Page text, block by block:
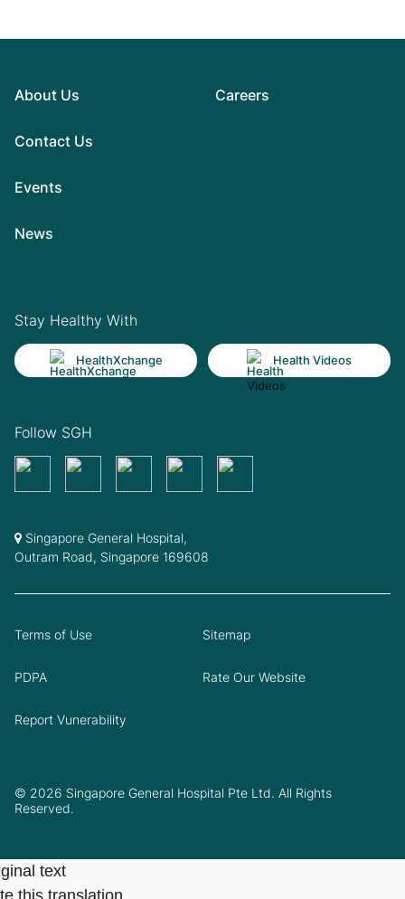
About Us
Contact Us
Events
News
Careers
Stay Healthy With
HealthXchange Health Videos
Follow SGH
Singapore General Hospital,
Outram Road, Singapore 169608
© 2026 Singapore General Hospital Pte Ltd. All Rights
Reserved.
Terms of Use Sitemap
PDPA Rate Our Website
Report Vunerability
text
this translation